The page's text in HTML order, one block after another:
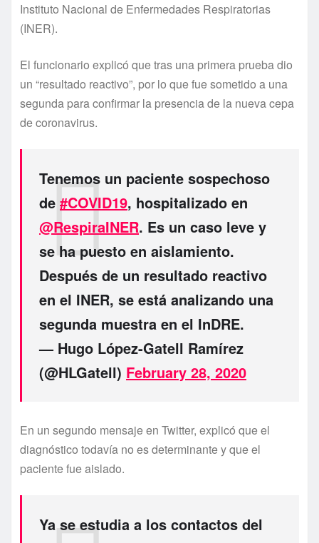
Instituto Nacional de Enfermedades Respiratorias
(INER).
El funcionario explicó que tras una primera prueba dio
un “resultado reactivo”, por lo que fue sometido a una
segunda para confirmar la presencia de la nueva cepa
de coronavirus.
Tenemos un paciente sospechoso
de #COVID19, hospitalizado en
@RespiraINER. Es un caso leve y
se ha puesto en aislamiento.
Después de un resultado reactivo
en el INER, se está analizando una
segunda muestra en el InDRE.
— Hugo López-Gatell Ramírez
(@HLGatell) February 28, 2020
En un segundo mensaje en Twitter, explicó que el
diagnóstico todavía no es determinante y que el
paciente fue aislado.
Ya se estudia a los contactos del